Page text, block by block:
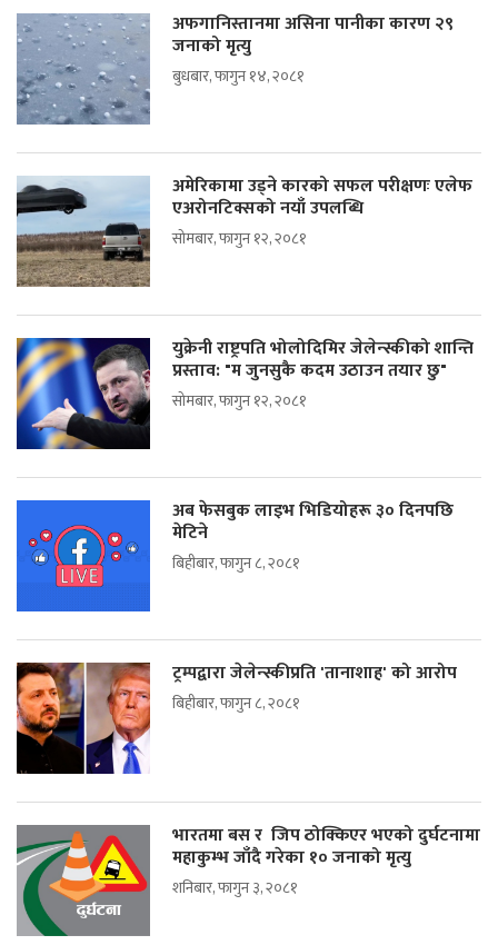
अफगानिस्तानमा असिना पानीका कारण २९
जनाको मृत्यु
बुधबार, फागुन १४, २०८१
अमेरिकामा उड्ने कारको सफल परीक्षणः एलेफ
एअरोनटिक्सको नयाँ उपलब्धि
सोमबार, फागुन १२, २०८१
युक्रेनी राष्ट्रपति भोलोदिमिर जेलेन्स्कीको शान्ति
प्रस्ताव: "म जुनसुकै कदम उठाउन तयार छु"
सोमबार, फागुन १२, २०८१
अब फेसबुक लाइभ भिडियोहरू ३० दिनपछि
मेटिने
बिहीबार, फागुन ८, २०८१
ट्रम्पद्वारा जेलेन्स्कीप्रति 'तानाशाह' को आरोप
बिहीबार, फागुन ८, २०८१
भारतमा बस र जिप ठोक्किएर भएको दुर्घटनामा
महाकुम्भ जाँदै गरेका १० जनाको मृत्यु
शनिबार, फागुन ३, २०८१